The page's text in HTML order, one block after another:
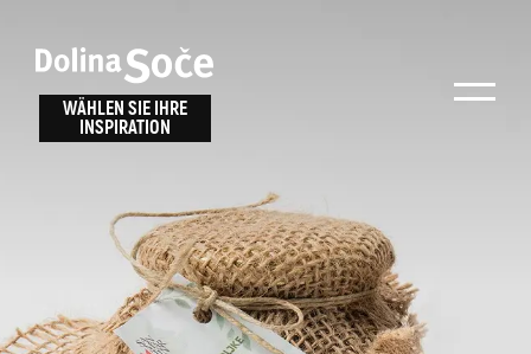
WÄHLEN SIE IHRE
INSPIRATION
Inspiration
finden
Finden Sie Aktivitäten, Attraktionen und
Unterhaltungsmöglichkeiten im Soča-Tal
oder wählen Sie aus unseren Reisetipps.
Wählen Sie ein
Erlebnis
TOLMINER KLAMMEN JAVORCA